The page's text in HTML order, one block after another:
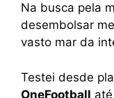
Na busca pela
desembolsar
vasto mar da
Testei desde
OneFootball